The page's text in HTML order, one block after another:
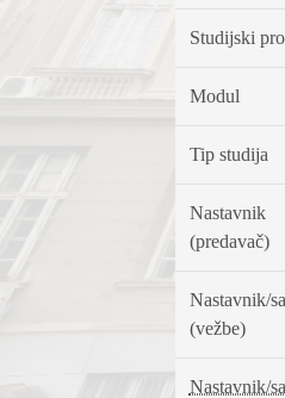
Studijski
Modul
Tip studija
Nastavnik
(predavač)
Nastavnik/
(vežbe)
Nastavnik/